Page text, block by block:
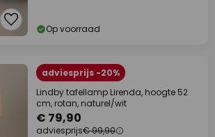
Op voorraad
adviesprijs -20%
Lindby tafellamp Lirenda, hoogte 52
cm, rotan, naturel/wit
€ 79,90
adviesprijs€ 99,90